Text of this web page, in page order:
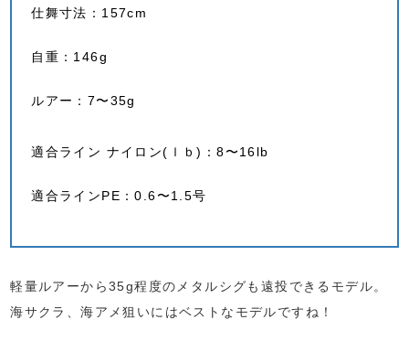
仕舞寸法：157cm
自重：146g
ルアー：7〜35g
適合ライン ナイロン(ｌｂ)：8〜16lb
適合ラインPE：0.6〜1.5号
軽量ルアーから35g程度のメタルシグも遠投できるモデル。
海サクラ、海アメ狙いにはベストなモデルですね！